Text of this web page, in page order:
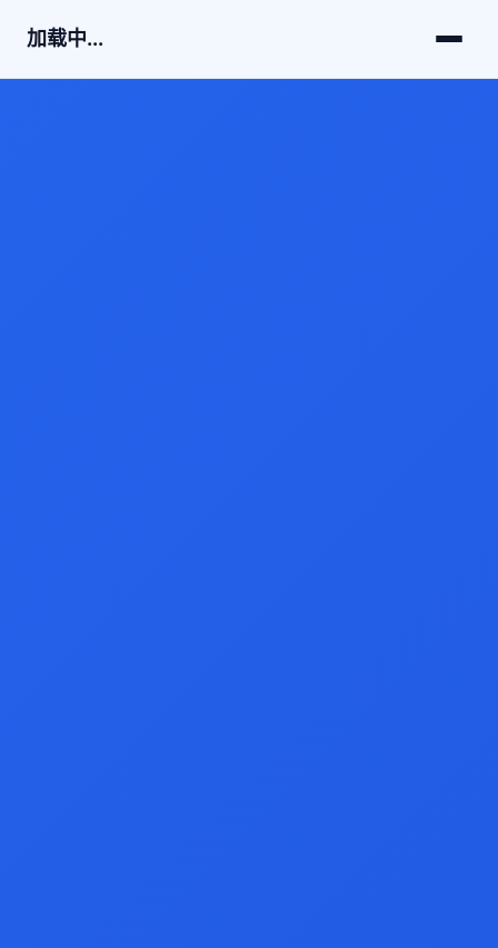
加载中...